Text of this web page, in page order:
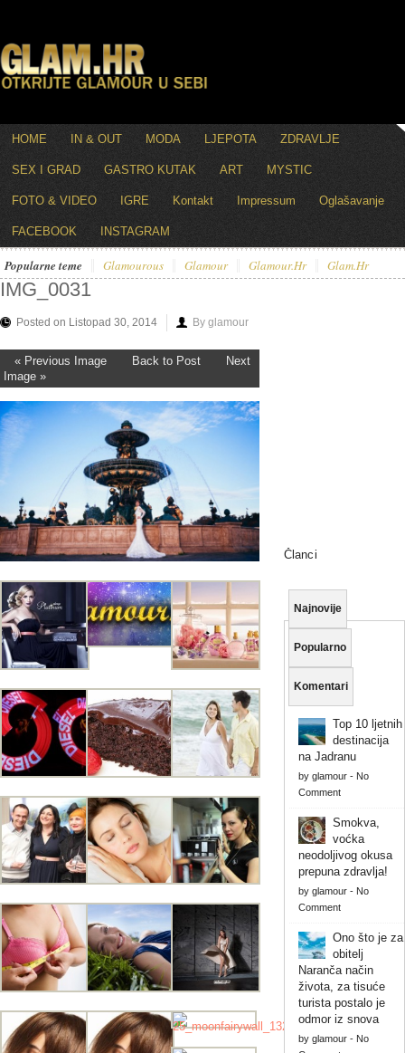
HOME IN & OUT MODA LJEPOTA ZDRAVLJE
SEX I GRAD GASTRO KUTAK ART MYSTIC
FOTO & VIDEO IGRE Kontakt Impressum Oglašavanje
FACEBOOK INSTAGRAM
Popularne teme Glamourous Glamour Glamour.hr Glam.hr
IMG_0031
Posted on Listopad 30, 2014 By glamour
« Previous Image Back to Post
Next
Image »
Članci
Najnovije
Popularno
Komentari
Top 10 ljetnih
destinacija
na Jadranu
by glamour- No
Comment
Smokva,
voćka
neodoljivog okusa
prepuna zdravlja!
by glamour- No
Comment
Ono što je za
obitelj
Naranča način
života, za tisuće
turista postalo je
odmor iz snova
by glamour- No